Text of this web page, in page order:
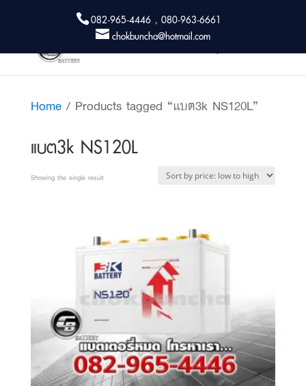
082-965-4446 , 080-963-6661
chokbuncha@hotmail.com
Home/ Products tagged “แบต3k NS120L”
แบต3k NS120L
Showing the single result